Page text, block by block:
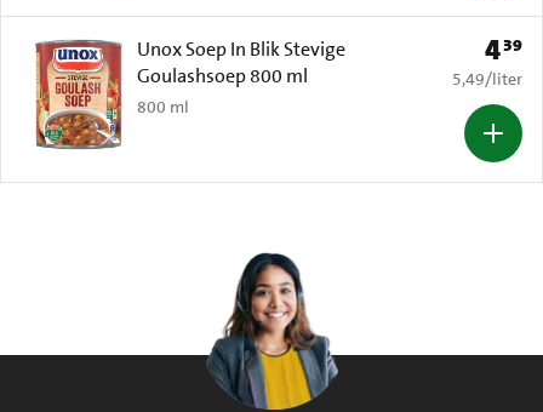
Unox Soep In Blik Stevige
Goulashsoep 800 ml
800 ml
Prijs:
439
€ 5,49 per
5,49/liter